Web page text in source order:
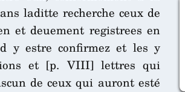
laditte recherche ceux de
et deuement registrees en
y estre confirmez et les y
et [p. VIII] lettres qui
de ceux qui auront esté